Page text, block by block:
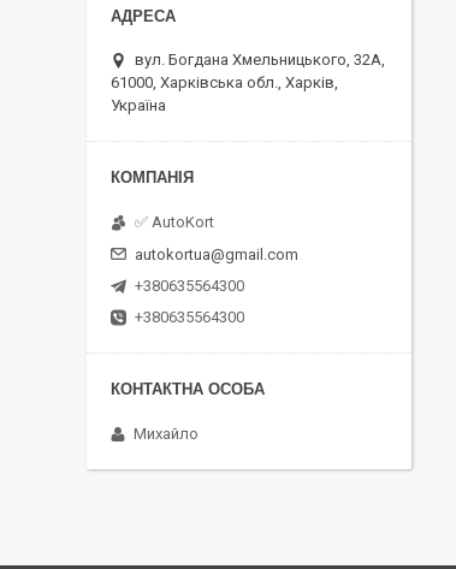
вул. Богдана Хмельницького, 32А,
61000, Харківська обл., Харків,
Україна
✅ AutoKort
autokortua@gmail.com
+380635564300
+380635564300
Михайло